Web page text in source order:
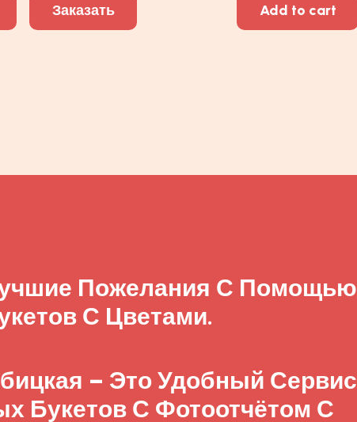
Заказать Add to cart
Пожелания С Помощью
С Цветами.
– Это Удобный Сервис
Букетов С Фотоотчётом С